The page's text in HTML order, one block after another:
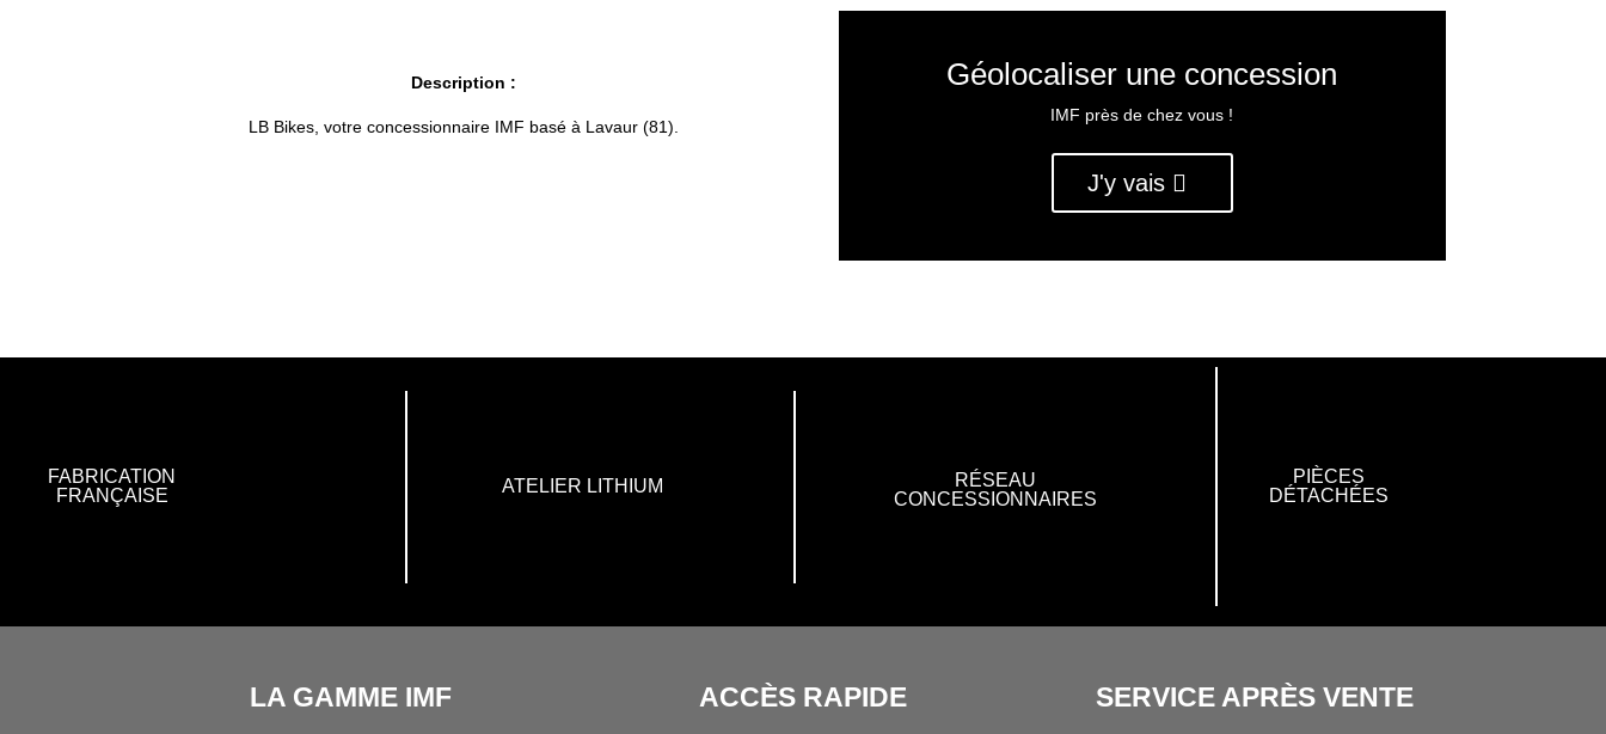
Description :
LB Bikes, votre concessionnaire IMF basé à Lavaur (81).
Géolocaliser une concession
IMF près de chez vous !
J'y vais
FABRICATION
FRANÇAISE
ATELIER LITHIUM
RÉSEAU
CONCESSIONNAIRES
PIÈCES
DÉTACHÉES
LA GAMME IMF ACCÈS RAPIDE SERVICE APRÈS VENTE